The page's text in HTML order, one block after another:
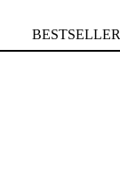
BESTSELLER